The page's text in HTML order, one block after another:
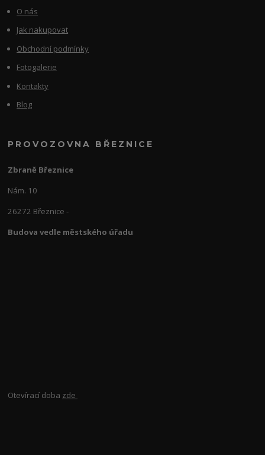
O nás
Jak nakupovat
Obchodní podmínky
Fotogalerie
Kontakty
Blog
PROVOZOVNA BŘEZNICE
Zbraně Březnice
Nám. 10
26272 Březnice -
Budova vedle městského úřadu
Otevírací doba zde